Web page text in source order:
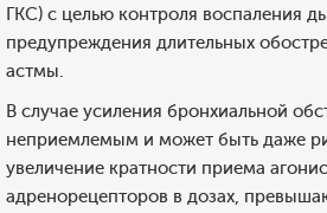
ГКС) с целью контроля воспаления
предупреждения длительных
астмы.
В случае усиления бронхиальной
неприемлемым и может быть даже
увеличение кратности приема
адренорецепторов в дозах,